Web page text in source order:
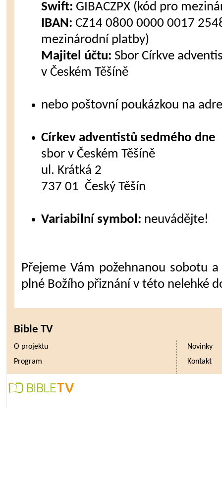
Swift: GIBACZPX (kód pro
IBAN: CZ14 0800 0000 0017
mezinárodní platby)
Majitel účtu: Sbor Církve
v Českém Těšíně
nebo poštovní poukázkou na
Církev adventistů sedmého dne
sbor v Českém Těšíně
ul. Krátká 2
737 01 Český Těšín
Variabilní symbol: neuvádějte!
Přejeme Vám požehnanou sobotu
plné Božího přiznání v této nelehké
Bible TV
O projektu
Novinky
Program
Kontakt